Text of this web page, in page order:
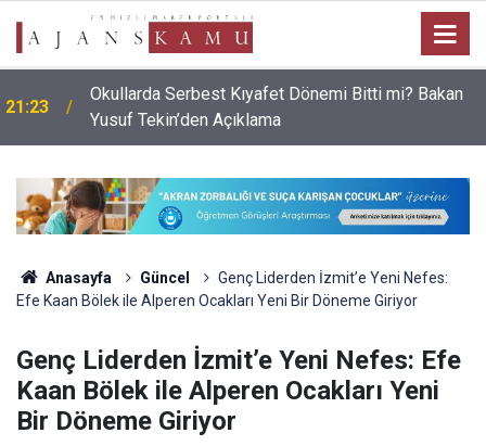
21:23
Okullarda Serbest Kıyafet Dönemi Bitti mi? Bakan
Yusuf Tekin’den Açıklama
Anasayfa Güncel
Genç Liderden İzmit’e Yeni Nefes:
Efe Kaan Bölek ile Alperen Ocakları Yeni Bir Döneme Giriyor
Genç Liderden İzmit’e Yeni Nefes: Efe
Kaan Bölek ile Alperen Ocakları Yeni
Bir Döneme Giriyor